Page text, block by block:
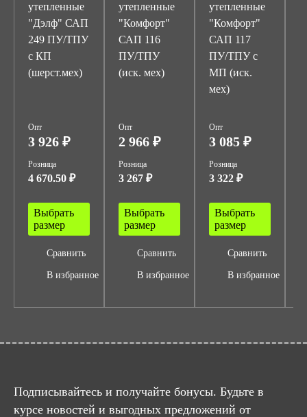
утепленные
"Дэлф" САП
249 ПУ/ТПУ
с КП
(шерст.мех)
Опт
3 926 ₽
Розница
4 670.50 ₽
Выбрать
размер
Сравнить
В избранное
утепленные
"Комфорт"
САП 116
ПУ/ТПУ
(иск. мех)
Опт
2 966 ₽
Розница
3 267 ₽
Выбрать
размер
Сравнить
В избранное
утепленные
"Комфорт"
САП 117
ПУ/ТПУ с
МП (иск.
мех)
Опт
3 085 ₽
Розница
3 322 ₽
Выбрать
размер
Сравнить
В избранное
Подписывайтесь и получайте бонусы. Будьте в
курсе новостей и выгодных предложений от